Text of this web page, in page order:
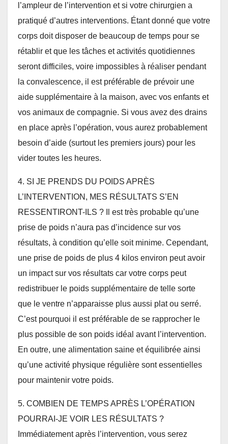
l’ampleur de l’intervention et si votre chirurgien a
pratiqué d’autres interventions. Étant donné que votre
corps doit disposer de beaucoup de temps pour se
rétablir et que les tâches et activités quotidiennes
seront difficiles, voire impossibles à réaliser pendant
la convalescence, il est préférable de prévoir une
aide supplémentaire à la maison, avec vos enfants et
vos animaux de compagnie. Si vous avez des drains
en place après l’opération, vous aurez probablement
besoin d’aide (surtout les premiers jours) pour les
vider toutes les heures.
4. SI JE PRENDS DU POIDS APRÈS
L’INTERVENTION, MES RÉSULTATS S’EN
RESSENTIRONT-ILS ? Il est très probable qu’une
prise de poids n’aura pas d’incidence sur vos
résultats, à condition qu’elle soit minime. Cependant,
une prise de poids de plus 4 kilos environ peut avoir
un impact sur vos résultats car votre corps peut
redistribuer le poids supplémentaire de telle sorte
que le ventre n’apparaisse plus aussi plat ou serré.
C’est pourquoi il est préférable de se rapprocher le
plus possible de son poids idéal avant l’intervention.
En outre, une alimentation saine et équilibrée ainsi
qu’une activité physique régulière sont essentielles
pour maintenir votre poids.
5. COMBIEN DE TEMPS APRÈS L’OPÉRATION
POURRAI-JE VOIR LES RÉSULTATS ?
Immédiatement après l’intervention, vous serez